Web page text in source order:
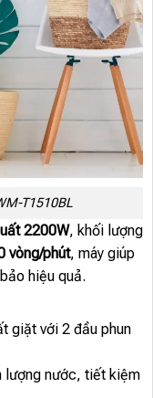
T1510BL
2200W, khối lượng
vòng/phút, máy giúp
hiệu quả.
giặt với 2 đầu phun
nước, tiết kiệm